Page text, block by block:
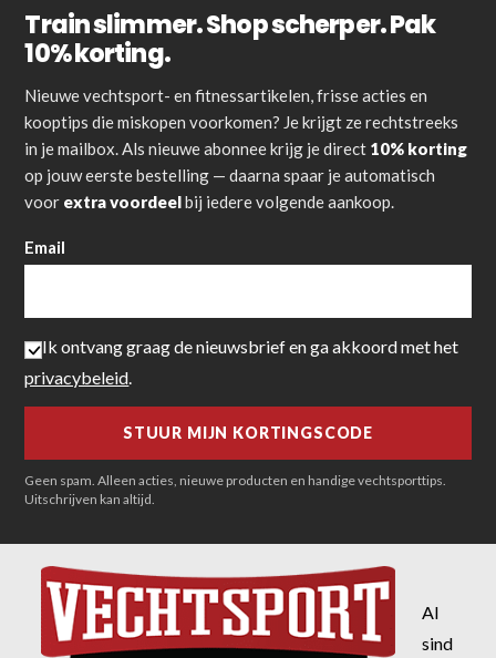
Train slimmer. Shop scherper. Pak
10% korting.
Nieuwe vechtsport- en fitnessartikelen, frisse acties en
kooptips die miskopen voorkomen? Je krijgt ze rechtstreeks
in je mailbox. Als nieuwe abonnee krijg je direct 10% korting
op jouw eerste bestelling — daarna spaar je automatisch
voor extra voordeelbij iedere volgende aankoop.
Email
Ik ontvang graag de nieuwsbrief en ga akkoord met het
privacybeleid.
Geen spam. Alleen acties, nieuwe producten en handige vechtsporttips.
Uitschrijven kan altijd.
Al
sind